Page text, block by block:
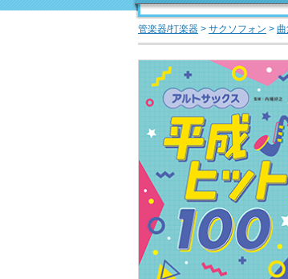
管楽器/打楽器 > サクソフォン > 曲